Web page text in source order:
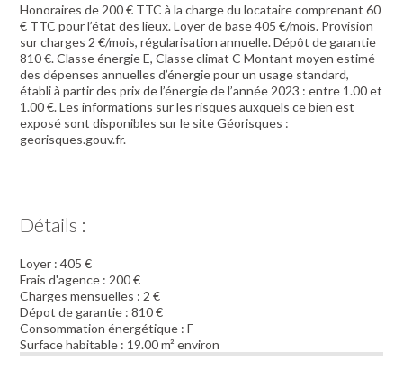
Honoraires de 200 € TTC à la charge du locataire comprenant 60
€ TTC pour l’état des lieux. Loyer de base 405 €/mois. Provision
sur charges 2 €/mois, régularisation annuelle. Dépôt de garantie
810 €. Classe énergie E, Classe climat C Montant moyen estimé
des dépenses annuelles d’énergie pour un usage standard,
établi à partir des prix de l’énergie de l’année 2023 : entre 1.00 et
1.00 €. Les informations sur les risques auxquels ce bien est
exposé sont disponibles sur le site Géorisques :
georisques.gouv.fr.
Détails :
Loyer :405 €
Frais d'agence : 200 €
Charges mensuelles : 2 €
Dépot de garantie :810 €
Consommation énergétique :F
Surface habitable : 19.00 m² environ